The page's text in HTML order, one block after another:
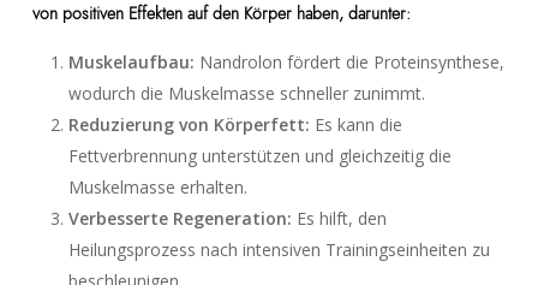
von positiven Effekten auf den Körper haben, darunter:
Muskelaufbau: Nandrolon fördert die Proteinsynthese,
wodurch die Muskelmasse schneller zunimmt.
Reduzierung von Körperfett: Es kann die
Fettverbrennung unterstützen und gleichzeitig die
Muskelmasse erhalten.
Verbesserte Regeneration: Es hilft, den
Heilungsprozess nach intensiven Trainingseinheiten zu